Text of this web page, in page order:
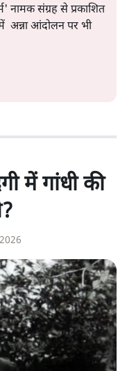
नामक संग्रह से प्रकाशित
अन्ना आंदोलन पर भी
में गांधी की